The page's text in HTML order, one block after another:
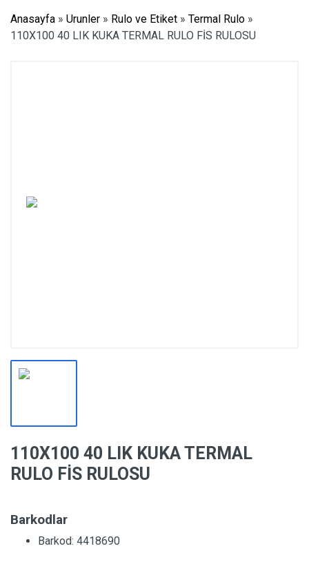
Anasayfa » Urunler » Rulo ve Etiket » Termal Rulo »
110X100 40 LIK KUKA TERMAL RULO FİS RULOSU
110X100 40 LIK KUKA TERMAL
RULO FİS RULOSU
Barkodlar
Barkod: 4418690